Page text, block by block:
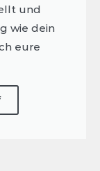
und
wie dein
eure